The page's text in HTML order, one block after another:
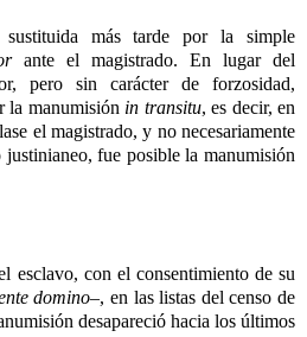
sustituida más tarde por la simple
ante el magistrado. En lugar del
pero sin carácter de forzosidad,
la manumisión in transitu, es decir, en
el magistrado, y no necesariamente
fue posible la manumisión
esclavo, con el consentimiento de su
domino–, en las listas del censo de
desapareció hacia los últimos